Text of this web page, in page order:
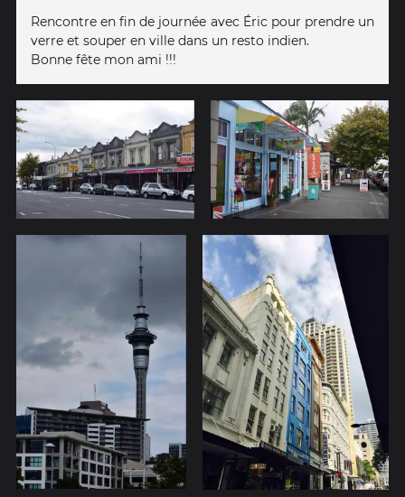
Rencontre en fin de journée avec Éric pour prendre un
verre et souper en ville dans un resto indien.
Bonne fête mon ami !!!